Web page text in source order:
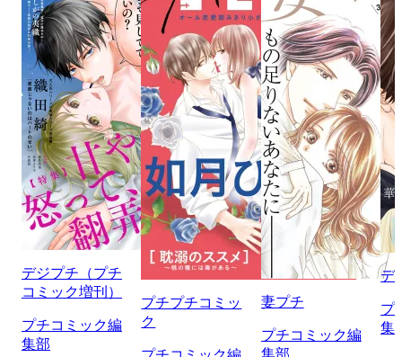
デジプチ（プチ
コミック増刊）
プチコミック編
集部
プチプチコミッ
ク
妻プチ
プチコミック編
デ
プ
集